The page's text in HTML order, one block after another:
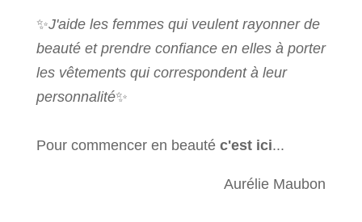
✨J'aide les femmes qui veulent rayonner de
beauté et prendre confiance en elles à porter
les vêtements qui correspondent à leur
personnalité✨
Pour commencer en beauté c'est ici...
Aurélie Maubon